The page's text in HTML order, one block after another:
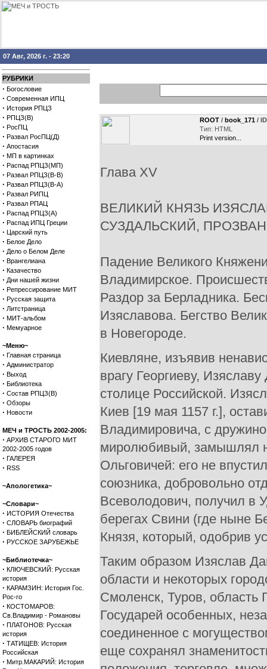
07 Авг, 2026 г. - 23:20
РУБРИКИ
· Богословие
· Современная ИПЦ
· История РПЦЗ
· РПЦЗ(В)
· РосПЦ
· Развал РосПЦ(Д)
· Апостасия
· МП в картинках
· Распад РПЦЗ(МП)
· Развал РПЦЗ(В-В)
· Развал РПЦЗ(В-А)
· Развал РИПЦ
· Развал РПАЦ
· Распад РПЦЗ(А)
· Распад ИПЦ Греции
· Царский путь
· Белое Дело
· Дело о Белом Деле
· Врангелиана
· Казачество
· Дни нашей жизни
· Репрессирование МИТ
· Русская защита
· Литстраница
· МИТ-альбом
· Мемуарное
~Меню~
· Главная страница
· Администратор
· Выход
· Библиотека
· Состав РПЦЗ(В)
· Обзоры
· Новости
МЕЧ и ТРОСТЬ 2002-2005:
· АРХИВ СТАРОГО МИТ
2002-2005 годов
· ГАЛЕРЕЯ
· RSS
~Апологетика~
~Словари~
· ИСТОРИЯ Отечества
· СЛОВАРЬ биографий
· БИБЛЕЙСКИЙ словарь
· РУССКОЕ ЗАРУБЕЖЬЕ
~Библиотечка~
· КЛЮЧЕВСКИЙ: Русская
история
· КАРАМЗИН: История Гос.
Рос-го
· КОСТОМАРОВ:
Св.Владимир - Романовы
· ПЛАТОНОВ: Русская
история
· ТАТИЩЕВ: История
Российская
· Митр.МАКАРИЙ: История
ROOT / book_171 /
Тип: HTML
Print version...
Глава XV
ВЕЛИКИЙ КНЯЗЬ
СУЗДАЛЬСКИЙ,
Падение Великого
Владимирское.
Раздор за Берладника.
Изяславова. Бегство
в Новегороде.
Киевляне, изъявив
врагу Георгиеву,
столице Российской.
Киев [19 мая 1157 г.],
Владимировича, с
миролюбивый, замышлял
Ольговичей: его не
союзника, добровольно
Всеволодович, получил в
берегах Свини (где ныне
Князя, который, одобрив
Таким образом Изяслав
области и некоторых
Смоленск, Туров, область
Государей особенных,
соединенное с
еще сохранял